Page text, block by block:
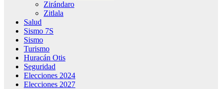
Zirándaro
Zitlala
Salud
Sismo 7S
Sismo
Turismo
Huracán Otis
Seguridad
Elecciones 2024
Elecciones 2027